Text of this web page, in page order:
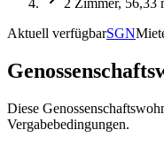
2 Zimmer, 56,33
Aktuell verfügbarSGN
Diese
Vergabebedingungen.